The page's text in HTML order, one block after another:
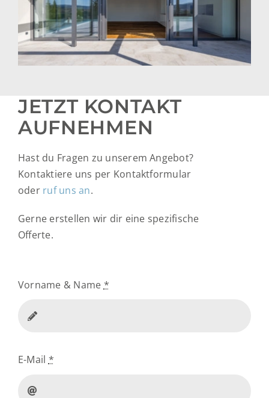
JETZT KONTAKT
AUFNEHMEN
Hast du Fragen zu unserem Angebot?
Kontaktiere uns per Kontaktformular
oder ruf uns an.
Gerne erstellen wir dir eine spezifische
Offerte.
Vorname & Name *
E-Mail*